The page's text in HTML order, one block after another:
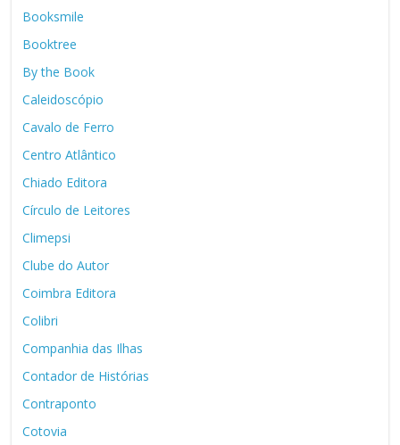
Booksmile
Booktree
By the Book
Caleidoscópio
Cavalo de Ferro
Centro Atlântico
Chiado Editora
Círculo de Leitores
Climepsi
Clube do Autor
Coimbra Editora
Colibri
Companhia das Ilhas
Contador de Histórias
Contraponto
Cotovia